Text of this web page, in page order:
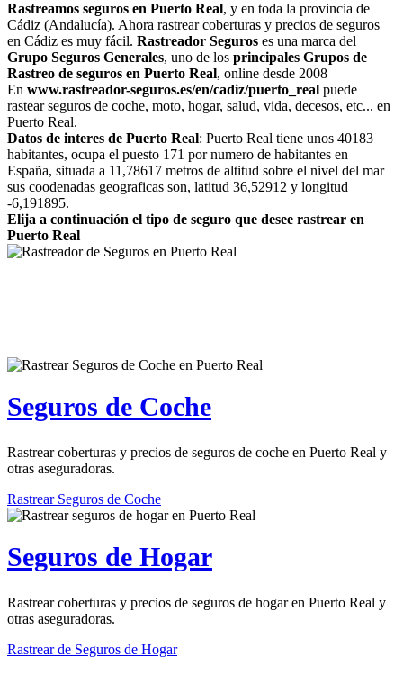
Rastreamos seguros en Puerto Real, y en toda la provincia de
Cádiz (Andalucía). Ahora rastrear coberturas y precios de seguros
en Cádiz es muy fácil. Rastreador Seguros es una marca del
Grupo Seguros Generales, uno de los principales Grupos de
Rastreo de seguros en Puerto Real, online desde 2008
En www.rastreador-seguros.es/en/cadiz/puerto_real puede
rastear seguros de coche, moto, hogar, salud, vida, decesos, etc... en
Puerto Real.
Datos de interes de Puerto Real: Puerto Real tiene unos 40183
habitantes, ocupa el puesto 171 por numero de habitantes en
España, situada a 11,78617 metros de altitud sobre el nivel del mar
sus coodenadas geograficas son, latitud 36,52912 y longitud
-6,191895.
Elija a continuación el tipo de seguro que desee rastrear en
Puerto Real
Seguros de Coche
Rastrear coberturas y precios de seguros de coche en Puerto Real y
otras aseguradoras.
Rastrear Seguros de Coche
Seguros de Hogar
Rastrear coberturas y precios de seguros de hogar en Puerto Real y
otras aseguradoras.
Rastrear de Seguros de Hogar